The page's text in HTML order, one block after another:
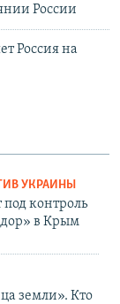
России
Россия на
УКРАИНЫ
контроль
в Крым
земли». Кто